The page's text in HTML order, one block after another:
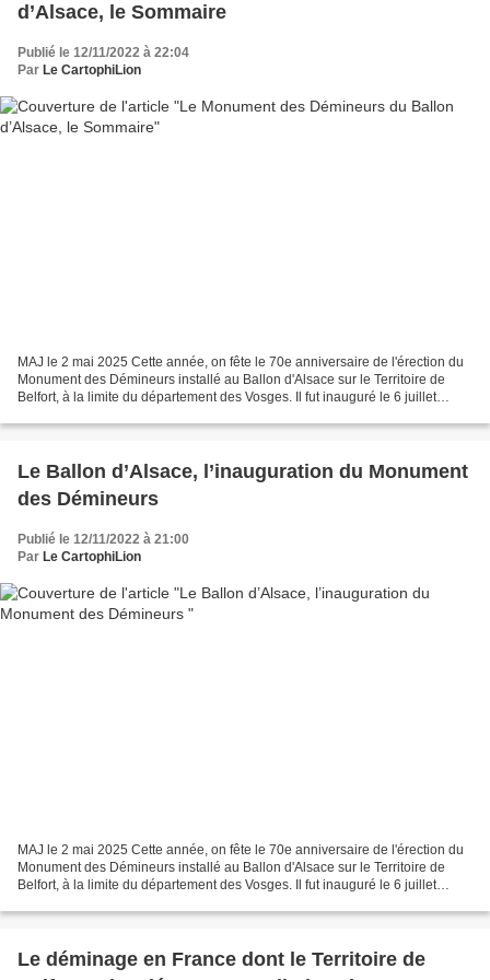
d’Alsace, le Sommaire
Publié le 12/11/2022 à 22:04
Par Le CartophiLion
MAJ le 2 mai 2025 Cette année, on fête le 70e anniversaire de l'érection du
Monument des Démineurs installé au Ballon d'Alsace sur le Territoire de
Belfort, à la limite du département des Vosges. Il fut inauguré le 6 juillet
Le Ballon d’Alsace, l’inauguration du Monument
des Démineurs
Publié le 12/11/2022 à 21:00
Par Le CartophiLion
MAJ le 2 mai 2025 Cette année, on fête le 70e anniversaire de l'érection du
Monument des Démineurs installé au Ballon d'Alsace sur le Territoire de
Belfort, à la limite du département des Vosges. Il fut inauguré le 6 juillet
Le déminage en France dont le Territoire de